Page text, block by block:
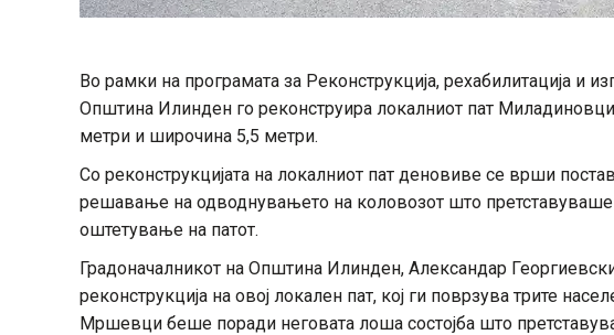
Во рамки на програмата за Реконструкција, рехабилитација и
Општина Илинден го реконструира локалниот пат
метри и широчина 5,5 метри.
Со реконструкцијата на локалниот пат деновиве се врши
решавање на одводнувањето на коловозот што
оштетување на патот.
Градоначалникот на Општина Илинден, Александар
реконструкција на овој локален пат, кој ги поврзува трите
Мршевци беше поради неговата лоша состојба што